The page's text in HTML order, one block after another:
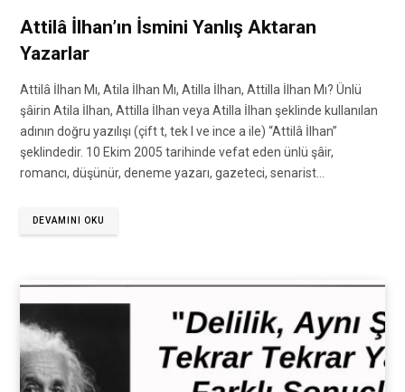
Attilâ İlhan’ın İsmini Yanlış Aktaran
Yazarlar
Attilâ İlhan Mı, Atila İlhan Mı, Atilla İlhan, Attilla İlhan Mı? Ünlü
şâirin Atila İlhan, Attilla İlhan veya Atilla İlhan şeklinde kullanılan
adının doğru yazılışı (çift t, tek l ve ince a ile) “Attilâ İlhan”
şeklindedir. 10 Ekim 2005 tarihinde vefat eden ünlü şâir,
romancı, düşünür, deneme yazarı, gazeteci, senarist…
DEVAMINI OKU